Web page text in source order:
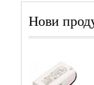
Нови